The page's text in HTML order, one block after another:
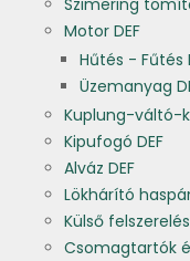
Szimering
Motor DEF
Hűtés - Fűtés
Üzemanyag
Kuplung-váltó-
Kipufogó DEF
Alváz DEF
Lökhárító
Külső felszerelés
Csomagtartók